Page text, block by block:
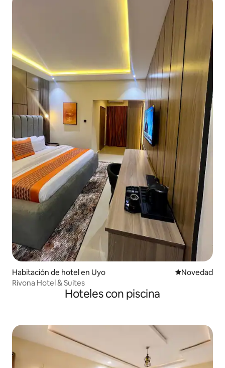
Habitación de hotel en Uyo Lugar para
Novedad
Rivona Hotel & Suites
Hoteles con piscina